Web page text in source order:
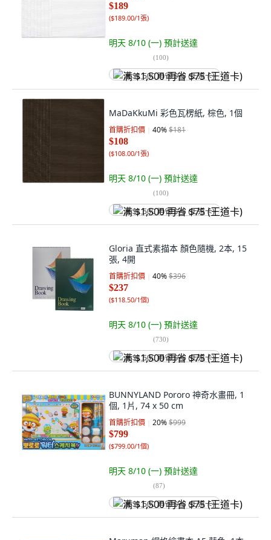
$189
($189.00/1張)
明天 8/10 (一) 預計送達
(100)
满 $1,500 再省 $75 (王道卡)
MaDaKkuMi 彩色瓦楞紙, 棕色, 1個
首購折扣價 40%$181
$108
($108.00/1張)
明天 8/10 (一) 預計送達
(100)
满 $1,500 再省 $75 (王道卡)
Gloria 直式素描本 顏色隨機, 2本, 15
張, 4開
首購折扣價 40%$396
$237
($118.50/1個)
明天 8/10 (一) 預計送達
(730)
满 $1,500 再省 $75 (王道卡)
BUNNYLAND Pororo 神奇水畫冊, 1
個, 1片, 74 x 50 cm
首購折扣價 20%$999
$799
($799.00/1個)
明天 8/10 (一) 預計送達
(87)
满 $1,500 再省 $75 (王道卡)